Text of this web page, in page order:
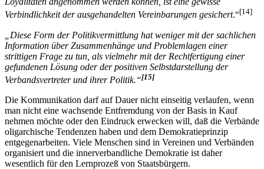
Verbindlichkeit der ausgehandelten Vereinbarungen gesichert.“[14]
„Diese Form der Politikvermittlung hat weniger mit der sachlichen
Information über Zusammenhänge und Problemlagen einer
strittigen Frage zu tun, als vielmehr mit der Rechtfertigung einer
gefundenen Lösung oder der positiven Selbstdarstellung der
Verbandsvertreter und ihrer Politik.“[15]
Die Kommunikation darf auf Dauer nicht einseitig verlaufen, wenn
man nicht eine wachsende Entfremdung von der Basis in Kauf
nehmen möchte oder den Eindruck erwecken will, daß die Verbände
oligarchische Tendenzen haben und dem Demokratieprinzip
entgegenarbeiten. Viele Menschen sind in Vereinen und Verbänden
organisiert und die innerverbandliche Demokratie ist daher
wesentlich für den Lernprozeß von Staatsbürgern.